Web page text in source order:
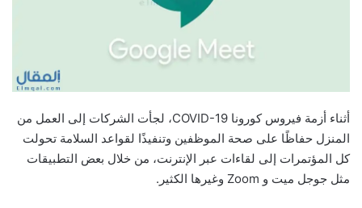
أثناء أزمة فيروس كورونا COVID-19، لجأت الشركات إلى العمل من
المنزل حفاظًا على صحة الموظفين وتنفيذًا لقواعد السلامة تحولت
كل المؤتمرات إلى لقاءات عبر الإنترنت، من خلال بعض التطبيقات
مثل جوجل ميت و Zoom وغيرها الكثير.